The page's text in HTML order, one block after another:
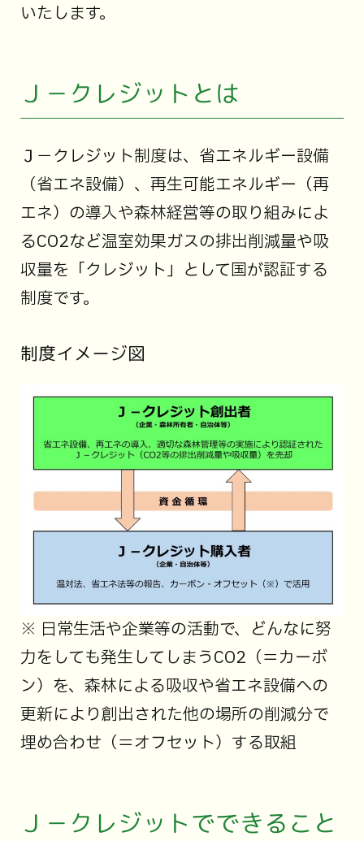
いたします。
Ｊ－クレジットとは
Ｊ－クレジット制度は、省エネルギー設備
（省エネ設備）、再生可能エネルギー（再
エネ）の導入や森林経営等の取り組みによ
るCO2など温室効果ガスの排出削減量や吸
収量を「クレジット」として国が認証する
制度です。
制度イメージ図
※ 日常生活や企業等の活動で、どんなに努
力をしても発生してしまうCO2（＝カーボ
ン）を、森林による吸収や省エネ設備への
更新により創出された他の場所の削減分で
埋め合わせ（＝オフセット）する取組
Ｊ－クレジットでできること